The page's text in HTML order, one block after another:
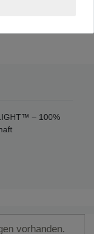
– 100%
vorhanden.